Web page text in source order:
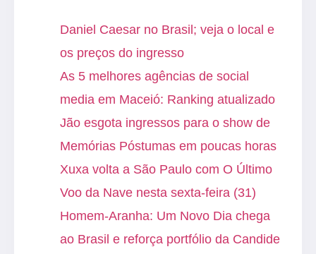
Daniel Caesar no Brasil; veja o local e
os preços do ingresso
As 5 melhores agências de social
media em Maceió: Ranking atualizado
Jão esgota ingressos para o show de
Memórias Póstumas em poucas horas
Xuxa volta a São Paulo com O Último
Voo da Nave nesta sexta-feira (31)
Homem-Aranha: Um Novo Dia chega
ao Brasil e reforça portfólio da Candide